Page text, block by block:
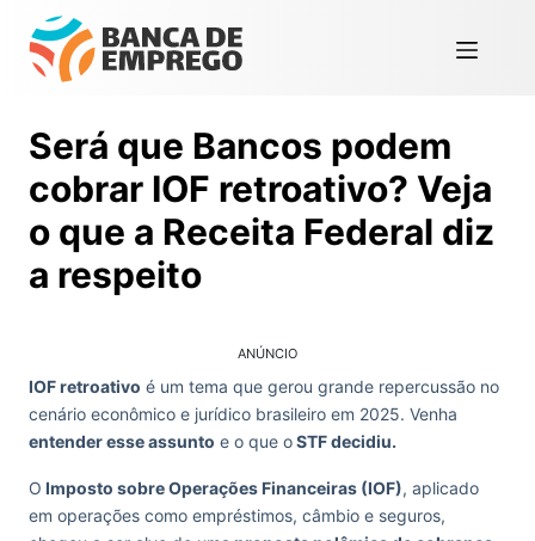
Será que Bancos podem
cobrar IOF retroativo? Veja
o que a Receita Federal diz
a respeito
ANÚNCIO
IOF retroativo é um tema que gerou grande repercussão no
cenário econômico e jurídico brasileiro em 2025. Venha
entender esse assunto e o que oSTF decidiu.
O Imposto sobre Operações Financeiras (IOF), aplicado
em operações como empréstimos, câmbio e seguros,